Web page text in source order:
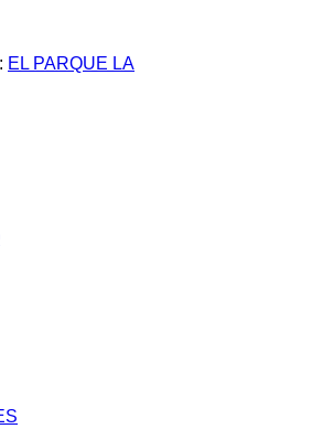
EL PARQUE LA